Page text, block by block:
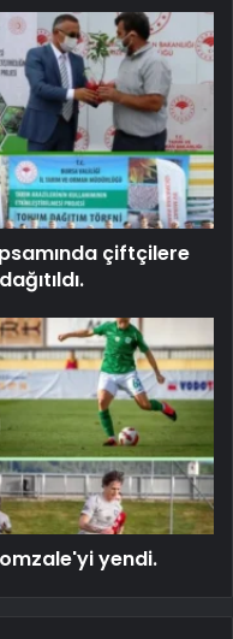
çiftçilere
yendi.